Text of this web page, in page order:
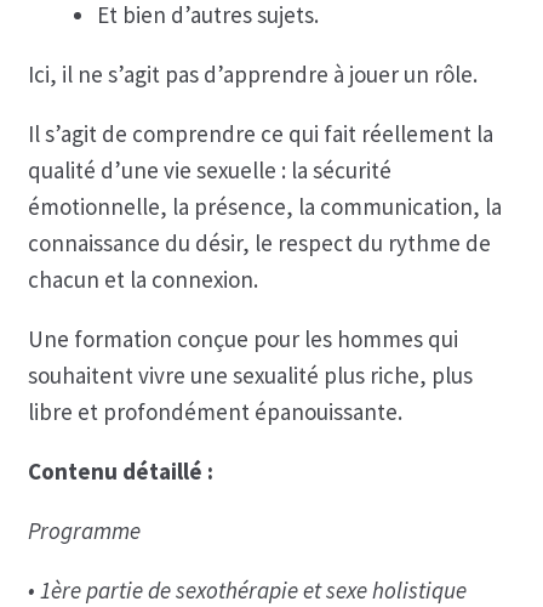
Et bien d’autres sujets.
Ici, il ne s’agit pas d’apprendre à jouer un rôle.
Il s’agit de comprendre ce qui fait réellement la
qualité d’une vie sexuelle : la sécurité
émotionnelle, la présence, la communication, la
connaissance du désir, le respect du rythme de
chacun et la connexion.
Une formation conçue pour les hommes qui
souhaitent vivre une sexualité plus riche, plus
libre et profondément épanouissante.
Contenu détaillé :
Programme
• 1ère partie de sexothérapie et sexe holistique